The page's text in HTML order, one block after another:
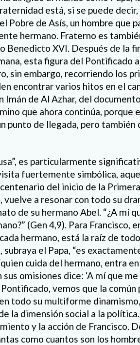
está, si se puede
Pobre de Asís, un hombre que
hermano. Fraterno es
Benedicto XVI. Después de la
esta figura del Pontificado
sin embargo, recorriendo los
encontrar varios hitos en el
Imán de Al Azhar, del
que ahora continúa, porque
punto de llegada, pero también
es particularmente
fuertemente simbólica,
del inicio de la
a resonar con todo su
de su hermano Abel. “¿A mí
(Gen 4,9). Para Francisco,
hermano, está la raíz de
el Papa, “es
cuida del hermano, entra
omisiones dice: ‘A mí que me
vemos que la común
todo su multiforme
la dimensión social a la
y la acción de Francisco.
como cuantos son los